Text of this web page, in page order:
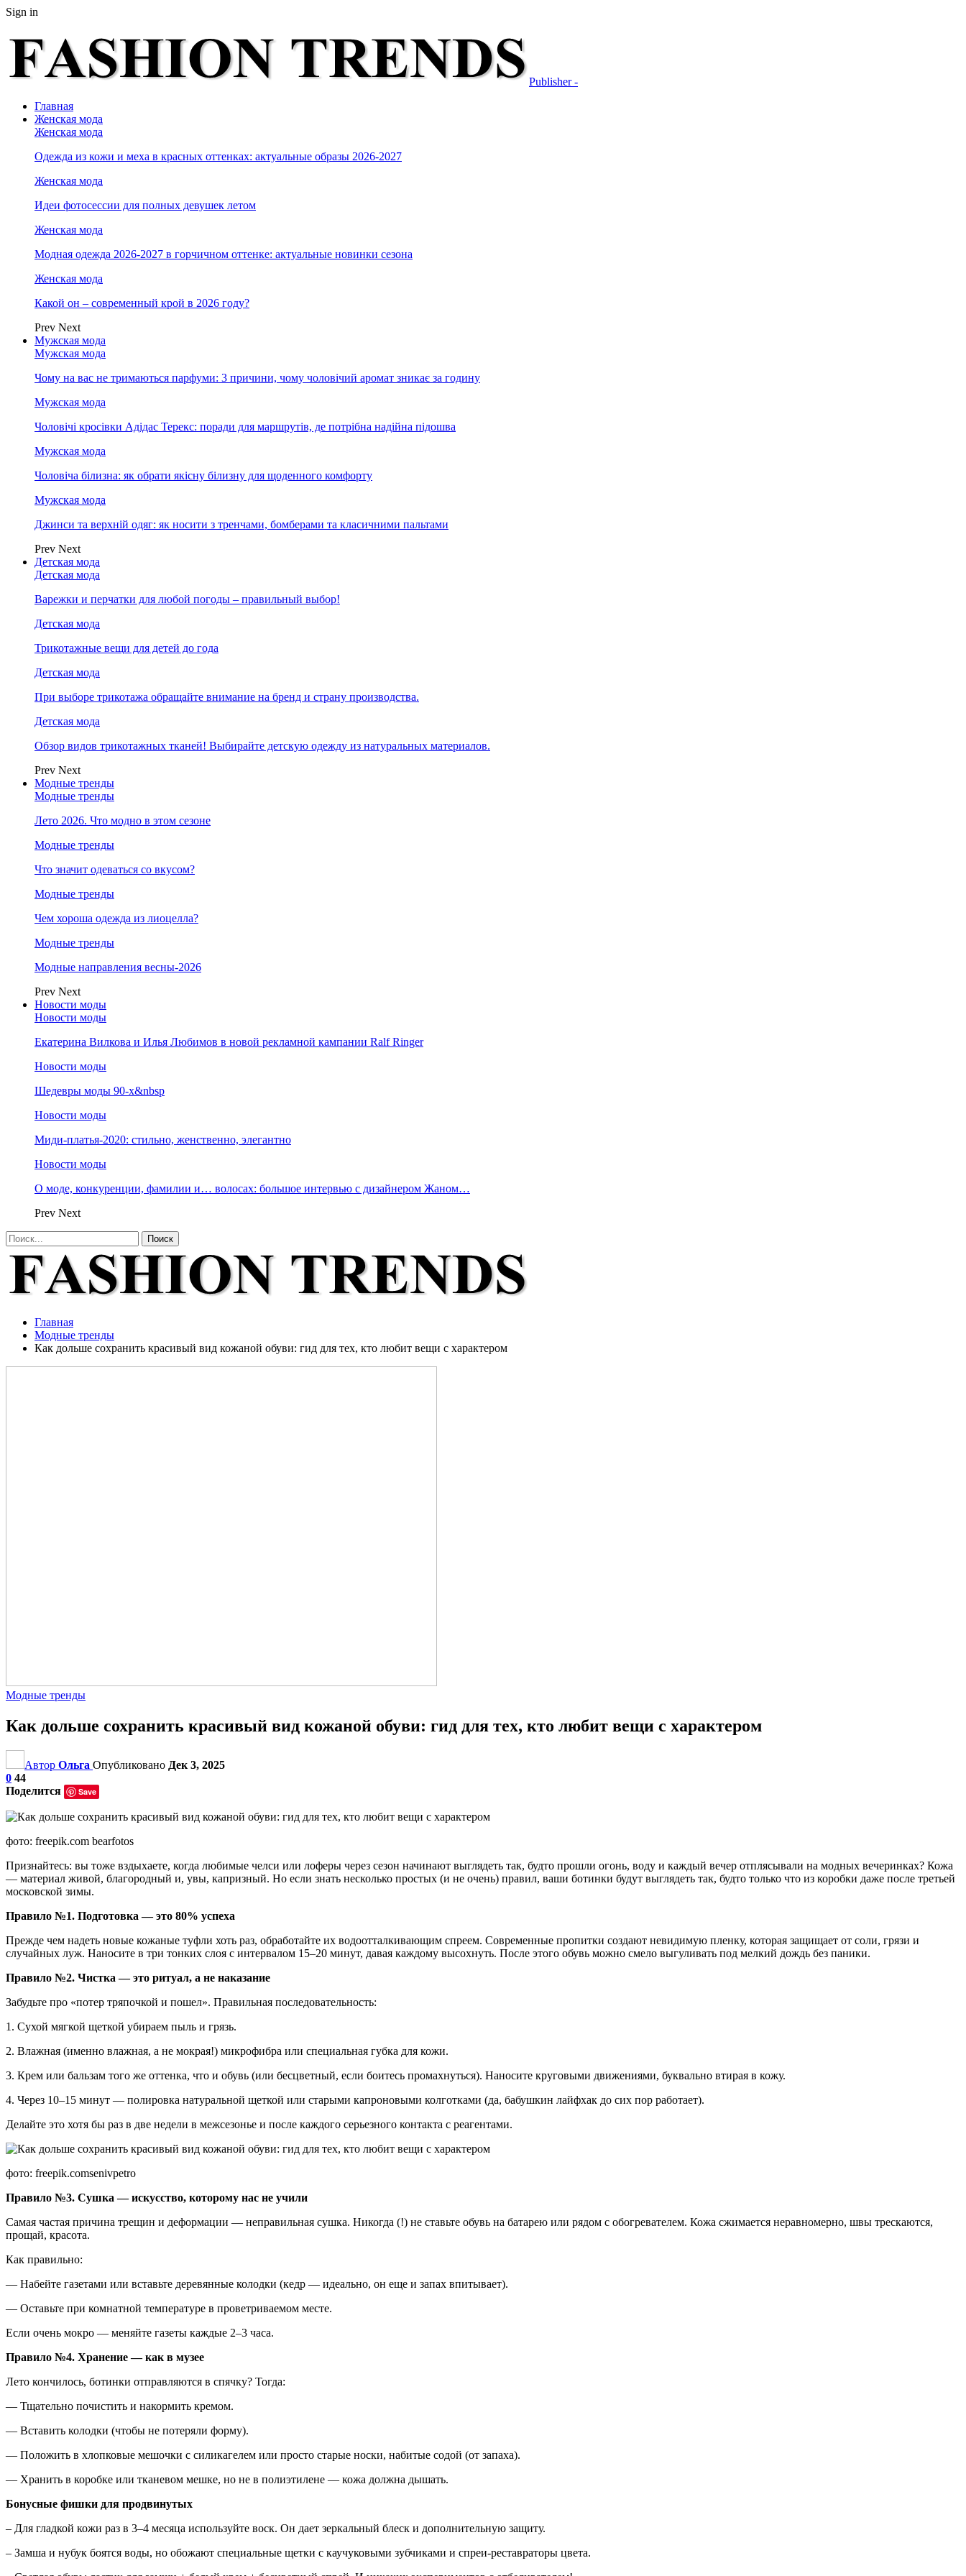
Sign in
Publisher -
Главная
Женская мода
Женская мода
Одежда из кожи и меха в красных оттенках: актуальные образы 2026-2027
Женская мода
Идеи фотосессии для полных девушек летом
Женская мода
Модная одежда 2026-2027 в горчичном оттенке: актуальные новинки сезона
Женская мода
Какой он – современный крой в 2026 году?
Prev Next
Мужская мода
Мужская мода
Чому на вас не тримаються парфуми: 3 причини, чому чоловічий аромат зникає за годину
Мужская мода
Чоловічі кросівки Адідас Терекс: поради для маршрутів, де потрібна надійна підошва
Мужская мода
Чоловіча білизна: як обрати якісну білизну для щоденного комфорту
Мужская мода
Джинси та верхній одяг: як носити з тренчами, бомберами та класичними пальтами
Prev Next
Детская мода
Детская мода
Варежки и перчатки для любой погоды – правильный выбор!
Детская мода
Трикотажные вещи для детей до года
Детская мода
При выборе трикотажа обращайте внимание на бренд и страну производства.
Детская мода
Обзор видов трикотажных тканей! Выбирайте детскую одежду из натуральных материалов.
Prev Next
Модные тренды
Модные тренды
Лето 2026. Что модно в этом сезоне
Модные тренды
Что значит одеваться со вкусом?
Модные тренды
Чем хороша одежда из лиоцелла?
Модные тренды
Модные направления весны-2026
Prev Next
Новости моды
Новости моды
Екатерина Вилкова и Илья Любимов в новой рекламной кампании Ralf Ringer
Новости моды
Шедевры моды 90-х&nbsp
Новости моды
Миди-платья-2020: стильно, женственно, элегантно
Новости моды
О моде, конкуренции, фамилии и… волосах: большое интервью с дизайнером Жаном…
Prev Next
Главная
Модные тренды
Как дольше сохранить красивый вид кожаной обуви: гид для тех, кто любит вещи с характером
Модные тренды
Как дольше сохранить красивый вид кожаной обуви: гид для тех, кто любит вещи с характером
Автор Ольга Опубликовано Дек 3, 2025
0 44
Поделится
Save
фото: freepik.com bearfotos
Признайтесь: вы тоже вздыхаете, когда любимые челси или лоферы через сезон начинают выглядеть так, будто прошли огонь, воду и каждый вечер отплясывали на модных вечеринках? Кожа
— материал живой, благородный и, увы, капризный. Но если знать несколько простых (и не очень) правил, ваши ботинки будут выглядеть так, будто только что из коробки даже после третьей
московской зимы.
Правило №1. Подготовка — это 80% успеха
Прежде чем надеть новые кожаные туфли хоть раз, обработайте их водоотталкивающим спреем. Современные пропитки создают невидимую пленку, которая защищает от соли, грязи и
случайных луж. Наносите в три тонких слоя с интервалом 15–20 минут, давая каждому высохнуть. После этого обувь можно смело выгуливать под мелкий дождь без паники.
Правило №2. Чистка — это ритуал, а не наказание
Забудьте про «потер тряпочкой и пошел». Правильная последовательность:
1. Сухой мягкой щеткой убираем пыль и грязь.
2. Влажная (именно влажная, а не мокрая!) микрофибра или специальная губка для кожи.
3. Крем или бальзам того же оттенка, что и обувь (или бесцветный, если боитесь промахнуться). Наносите круговыми движениями, буквально втирая в кожу.
4. Через 10–15 минут — полировка натуральной щеткой или старыми капроновыми колготками (да, бабушкин лайфхак до сих пор работает).
Делайте это хотя бы раз в две недели в межсезонье и после каждого серьезного контакта с реагентами.
фото: freepik.comsenivpetro
Правило №3. Сушка — искусство, которому нас не учили
Самая частая причина трещин и деформации — неправильная сушка. Никогда (!) не ставьте обувь на батарею или рядом с обогревателем. Кожа сжимается неравномерно, швы трескаются,
прощай, красота.
Как правильно:
— Набейте газетами или вставьте деревянные колодки (кедр — идеально, он еще и запах впитывает).
— Оставьте при комнатной температуре в проветриваемом месте.
Если очень мокро — меняйте газеты каждые 2–3 часа.
Правило №4. Хранение — как в музее
Лето кончилось, ботинки отправляются в спячку? Тогда:
— Тщательно почистить и накормить кремом.
— Вставить колодки (чтобы не потеряли форму).
— Положить в хлопковые мешочки с силикагелем или просто старые носки, набитые содой (от запаха).
— Хранить в коробке или тканевом мешке, но не в полиэтилене — кожа должна дышать.
Бонусные фишки для продвинутых
– Для гладкой кожи раз в 3–4 месяца используйте воск. Он дает зеркальный блеск и дополнительную защиту.
– Замша и нубук боятся воды, но обожают специальные щетки с каучуковыми зубчиками и спреи-реставраторы цвета.